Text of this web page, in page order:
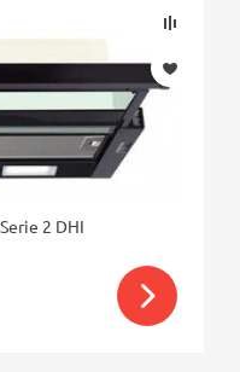
2 DHI